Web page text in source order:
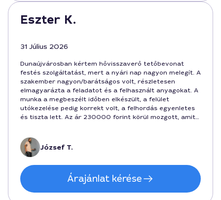
Eszter K.
31 Július 2026
Dunaújvárosban kértem hővisszaverő tetőbevonat
festés szolgáltatást, mert a nyári nap nagyon melegít. A
szakember nagyon/barátságos volt, részletesen
elmagyarázta a feladatot és a felhasznált anyagokat. A
munka a megbeszélt időben elkészült, a felület
utókezelése pedig korrekt volt, a felhordás egyenletes
és tiszta lett. Az ár 230000 forint körül mozgott, amit
biztosan visszavenném.
József T.
Árajánlat kérése